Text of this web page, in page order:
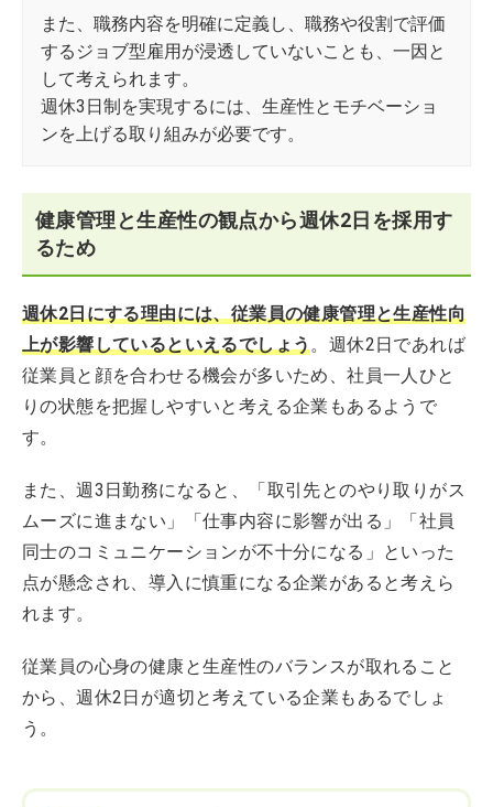
また、職務内容を明確に定義し、職務や役割で評価
するジョブ型雇用が浸透していないことも、一因と
して考えられます。
週休3日制を実現するには、生産性とモチベーショ
ンを上げる取り組みが必要です。
健康管理と生産性の観点から週休2日を採用す
るため
週休2日にする理由には、従業員の健康管理と生産性向
上が影響しているといえるでしょう。週休2日であれば
従業員と顔を合わせる機会が多いため、社員一人ひと
りの状態を把握しやすいと考える企業もあるようで
す。
また、週3日勤務になると、「取引先とのやり取りがス
ムーズに進まない」「仕事内容に影響が出る」「社員
同士のコミュニケーションが不十分になる」といった
点が懸念され、導入に慎重になる企業があると考えら
れます。
従業員の心身の健康と生産性のバランスが取れること
から、週休2日が適切と考えている企業もあるでしょ
う。